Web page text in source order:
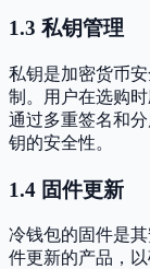
1.3 私钥管理
私钥是加密货币
制。用户在选购
通过多重签名和
钥的安全性。
1.4 固件更新
冷钱包的固件是
件更新的产品，